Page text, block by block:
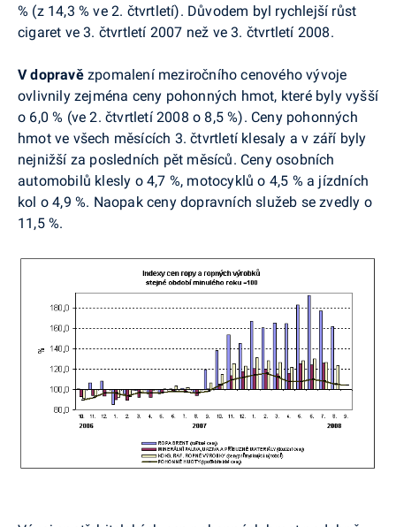
% (z 14,3 % ve 2. čtvrtletí). Důvodem byl rychlejší růst
cigaret ve 3. čtvrtletí 2007 než ve 3. čtvrtletí 2008.
V dopravězpomalení meziročního cenového vývoje
ovlivnily zejména ceny pohonných hmot, které byly vyšší
o 6,0 % (ve 2. čtvrtletí 2008 o 8,5 %). Ceny pohonných
hmot ve všech měsících 3. čtvrtletí klesaly a v září byly
nejnižší za posledních pět měsíců. Ceny osobních
automobilů klesly o 4,7 %, motocyklů o 4,5 % a jízdních
kol o 4,9 %. Naopak ceny dopravních služeb se zvedly o
11,5 %.